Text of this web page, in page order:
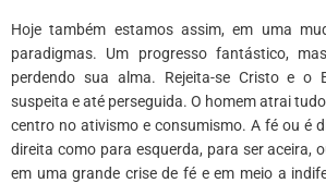
Hoje também estamos assim, em uma
paradigmas. Um progresso fantástico,
perdendo sua alma. Rejeita-se Cristo e o
suspeita e até perseguida. O homem atrai
centro no ativismo e consumismo. A fé ou é
direita como para esquerda, para ser aceira,
em uma grande crise de fé e em meio a